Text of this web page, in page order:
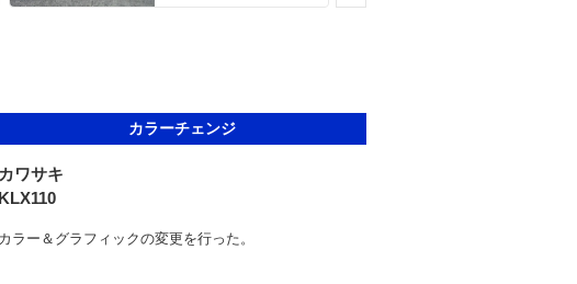
カラーチェンジ
カワサキ
KLX110
カラー＆グラフィックの変更を行った。